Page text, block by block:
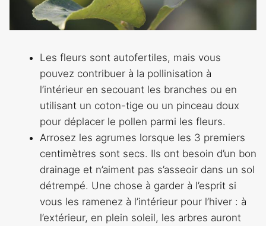
Les fleurs sont autofertiles, mais vous
pouvez contribuer à la pollinisation à
l’intérieur en secouant les branches ou en
utilisant un coton-tige ou un pinceau doux
pour déplacer le pollen parmi les fleurs.
Arrosez les agrumes lorsque les 3 premiers
centimètres sont secs. Ils ont besoin d’un bon
drainage et n’aiment pas s’asseoir dans un sol
détrempé. Une chose à garder à l’esprit si
vous les ramenez à l’intérieur pour l’hiver : à
l’extérieur, en plein soleil, les arbres auront